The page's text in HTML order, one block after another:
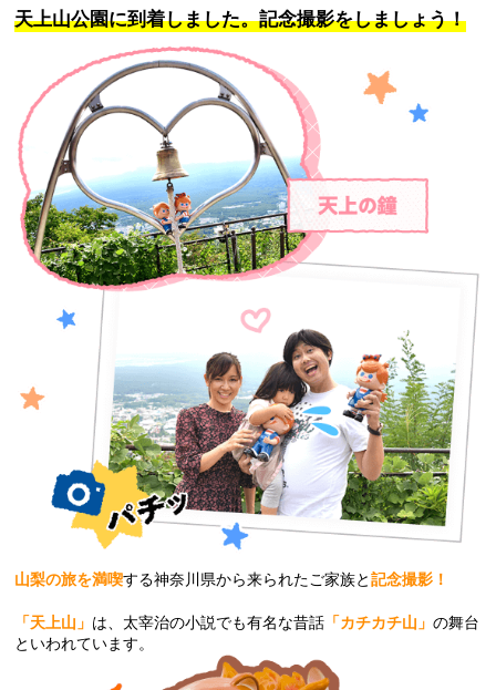
天上山公園に到着しました。記念撮影をしましょう！
山梨の旅を満喫する神奈川県から来られたご家族と記念撮影！
「天上山」 は、太宰治の小説でも有名な昔話 「カチカチ山」の舞台
といわれています。